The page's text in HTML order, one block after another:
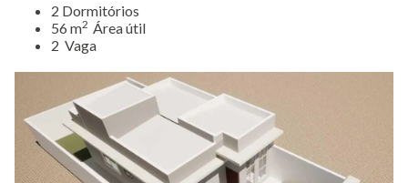
​2 Dormitórios
56 m2 Área útil
2 Vaga